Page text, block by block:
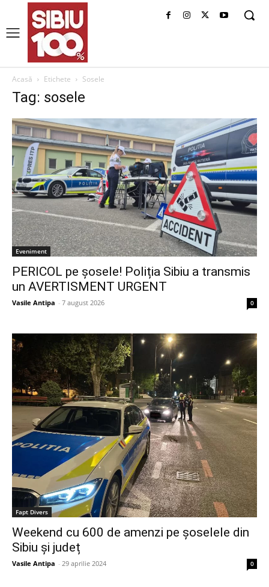
Acasă Etichete Sosele
Tag: sosele
Eveniment
PERICOL pe șosele! Poliția Sibiu a transmis
un AVERTISMENT URGENT
Vasile Antipa - 7 august 2026 0
Fapt Divers
Weekend cu 600 de amenzi pe șoselele din
Sibiu și județ
Vasile Antipa - 29 aprilie 2024 0